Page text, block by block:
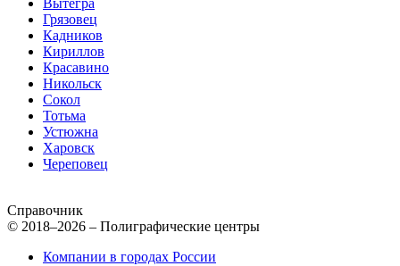
Грязовец
Кадников
Кириллов
Красавино
Никольск
Сокол
Тотьма
Устюжна
Харовск
Череповец
Справочник
© 2018–2026 – Полиграфические центры
Компании в городах России